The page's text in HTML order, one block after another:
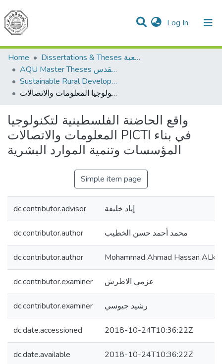
Log In (current)
Communities & Collections
All of DSpace
Home
Dissertations & Theses الرسائل الجامعية
AQU Master Theses الرسائل الجامعية الخاصة بجامعة القدس
Sustainable Rural Development التنمية الريفية المستدامة
واقع الحاضنة الفلسطينية لتكنولوجيا المعلومات والاتصالات PICTI في بناء المؤسسات وتنمية الموارد البشرية
واقع الحاضنة الفلسطينية لتكنولوجيا
المعلومات والاتصالات PICTI في بناء
المؤسسات وتنمية الموارد البشرية
Simple item page
dc.contributor.advisor إياد خليفة
dc.contributor.author محمد أحمد حسن الخطيب
dc.contributor.author Mohammad Ahmad Hassan
dc.contributor.examiner عزمي الاطرش
dc.contributor.examiner رشيد جيوسي
dc.date.accessioned 2018-10-24T10:36:22Z
dc.date.available 2018-10-24T10:36:22Z